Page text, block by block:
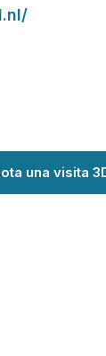
una visita